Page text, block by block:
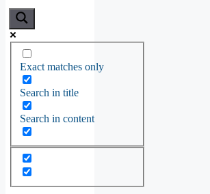
Exact matches only
Search in title
Search in content